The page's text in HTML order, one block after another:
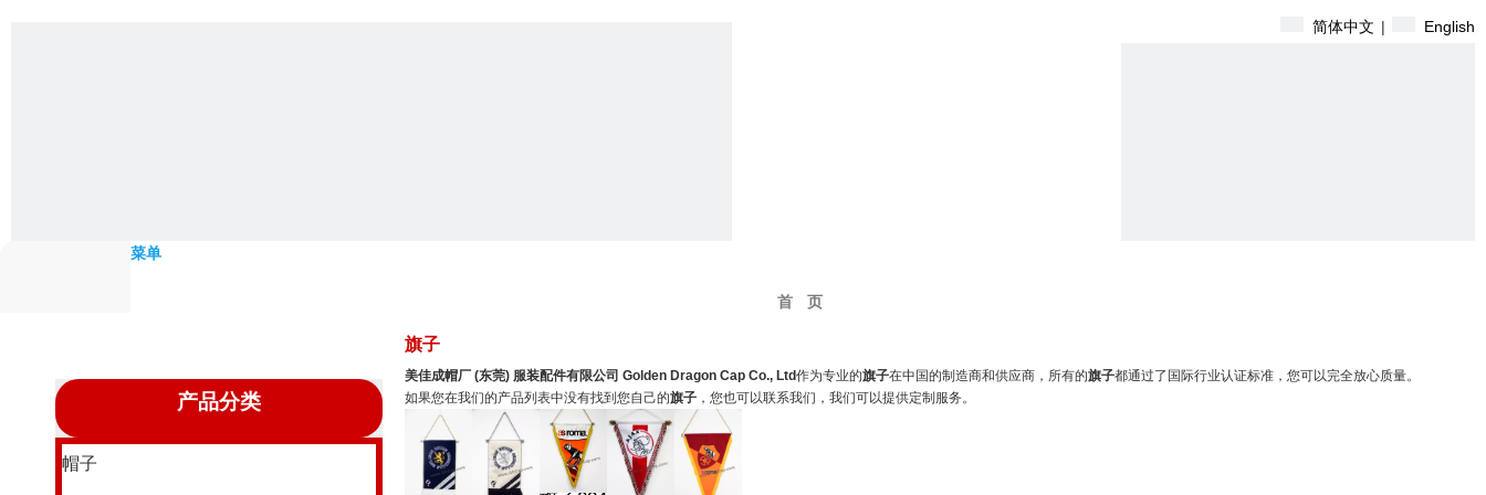
简体中文 | English
菜单
首页
|
产品分类
帽子
旗子
美佳成帽厂 (东莞) 服装配件有限公司 Golden Dragon Cap Co., Ltd作为专业的旗子在中国的制造商和供应商，所有的旗子都通过了国际行业认证标准，您可以完全放心质量。
如果您在我们的产品列表中没有找到您自己的旗子 ，您也可以联系我们，我们可以提供定制服务。